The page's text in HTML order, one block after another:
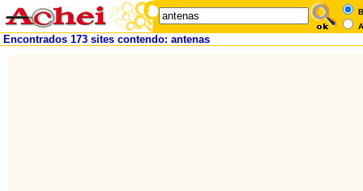
Encontrados 173 sites contendo: antenas